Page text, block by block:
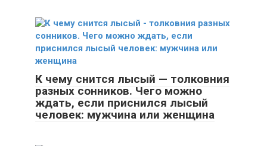
К чему снится лысый — толковния
разных сонников. Чего можно
ждать, если приснился лысый
человек: мужчина или женщина